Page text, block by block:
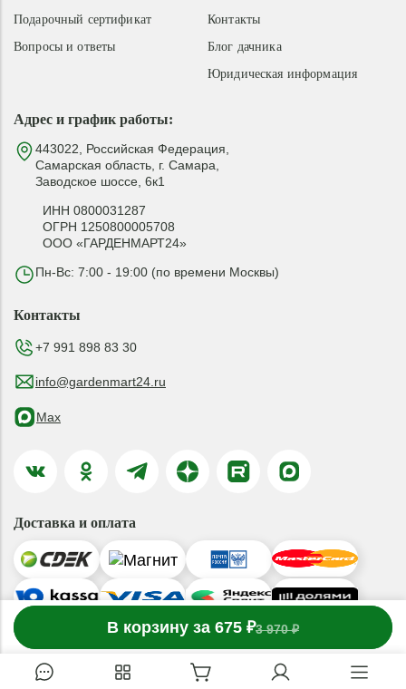
В корзину за 675 ₽3 970 ₽
1 товар в корзине
Адрес и график работы:
443022, Российская Федерация,
Самарская область, г. Самара,
Заводское шоссе, 6к1
ИНН 0800031287
ОГРН 1250800005708
ООО «ГАРДЕНМАРТ24»
Пн-Вс: 7:00 - 19:00 (по времени Москвы)
Контакты
Блог дачника
Юридическая информация
Подарочный сертификат
Вопросы и ответы
Контакты
+7 991 898 83 30
info@gardenmart24.ru
Max
Доставка и оплата
© 2019-2026 ООО «ГАРДЕНМАРТ24»